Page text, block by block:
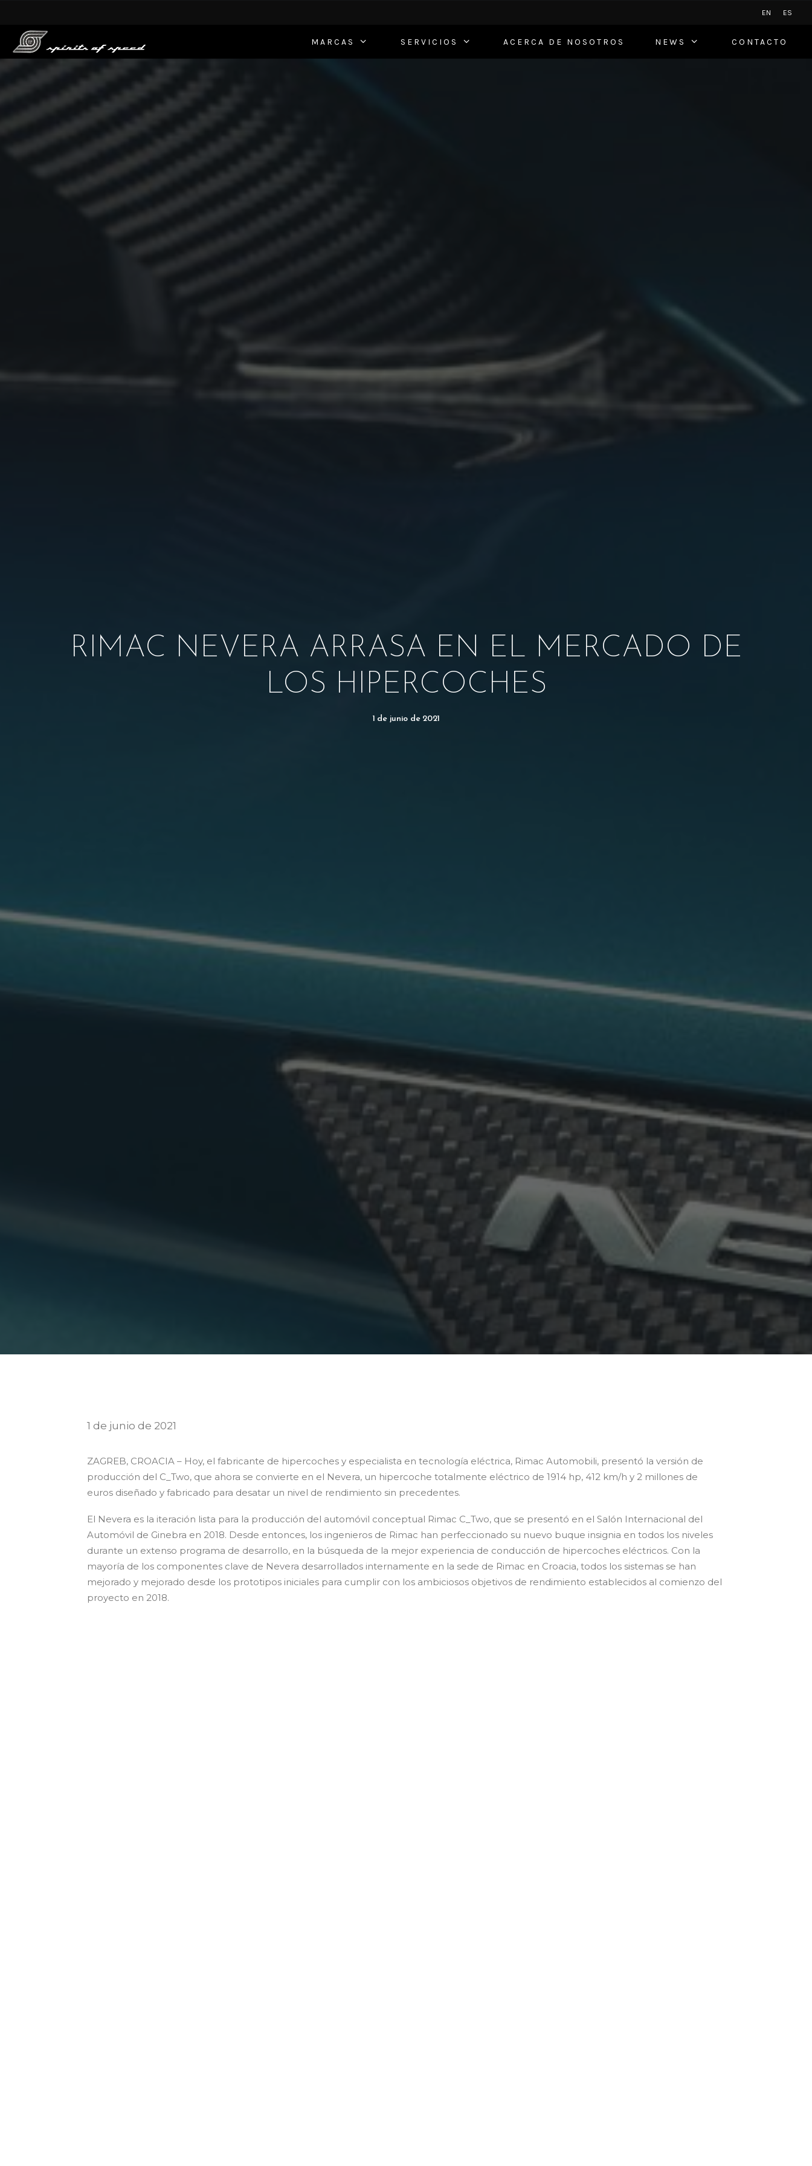
EN ES
MARCAS SERVICIOS ACERCA DE NOSOTROS NEWS CONTACTO
RIMAC NEVERA ARRASA EN EL MERCADO DE
LOS HIPERCOCHES
1 de junio de 2021
1 de junio de 2021
ZAGREB, CROACIA – Hoy, el fabricante de hipercoches y especialista en tecnología eléctrica, Rimac Automobili, presentó la versión de
producción del C_Two, que ahora se convierte en el Nevera, un hipercoche totalmente eléctrico de 1914 hp, 412 km/h y 2 millones de
euros diseñado y fabricado para desatar un nivel de rendimiento sin precedentes.
El Nevera es la iteración lista para la producción del automóvil conceptual Rimac C_Two, que se presentó en el Salón Internacional del
Automóvil de Ginebra en 2018. Desde entonces, los ingenieros de Rimac han perfeccionado su nuevo buque insignia en todos los niveles
durante un extenso programa de desarrollo, en la búsqueda de la mejor experiencia de conducción de hipercoches eléctricos. Con la
mayoría de los componentes clave de Nevera desarrollados internamente en la sede de Rimac en Croacia, todos los sistemas se han
mejorado y mejorado desde los prototipos iniciales para cumplir con los ambiciosos objetivos de rendimiento establecidos al comienzo del
proyecto en 2018.